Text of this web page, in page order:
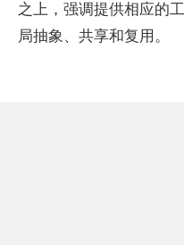
之上，强调提供相应的
局抽象、共享和复用。